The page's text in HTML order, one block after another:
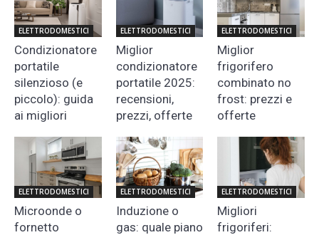
ELETTRODOMESTICI
Condizionatore
portatile
silenzioso (e
piccolo): guida
ai migliori
ELETTRODOMESTICI
Miglior
condizionatore
portatile 2025:
recensioni,
prezzi, offerte
ELETTRODOMESTICI
Miglior
frigorifero
combinato no
frost: prezzi e
offerte
ELETTRODOMESTICI
Microonde o
fornetto
ELETTRODOMESTICI
Induzione o
gas: quale piano
ELETTRODOMESTICI
Migliori
frigoriferi: